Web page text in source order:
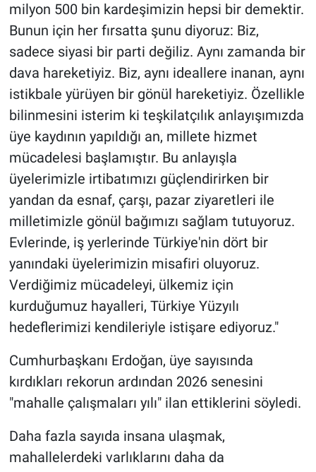
milyon 500 bin kardeşimizin hepsi bir demektir.
Bunun için her fırsatta şunu diyoruz: Biz,
sadece siyasi bir parti değiliz. Aynı zamanda bir
dava hareketiyiz. Biz, aynı ideallere inanan, aynı
istikbale yürüyen bir gönül hareketiyiz. Özellikle
bilinmesini isterim ki teşkilatçılık anlayışımızda
üye kaydının yapıldığı an, millete hizmet
mücadelesi başlamıştır. Bu anlayışla
üyelerimizle irtibatımızı güçlendirirken bir
yandan da esnaf, çarşı, pazar ziyaretleri ile
milletimizle gönül bağımızı sağlam tutuyoruz.
Evlerinde, iş yerlerinde Türkiye'nin dört bir
yanındaki üyelerimizin misafiri oluyoruz.
Verdiğimiz mücadeleyi, ülkemiz için
kurduğumuz hayalleri, Türkiye Yüzyılı
hedeflerimizi kendileriyle istişare ediyoruz."
Cumhurbaşkanı Erdoğan, üye sayısında
kırdıkları rekorun ardından 2026 senesini
"mahalle çalışmaları yılı" ilan ettiklerini söyledi.
Daha fazla sayıda insana ulaşmak,
mahallelerdeki varlıklarını daha da